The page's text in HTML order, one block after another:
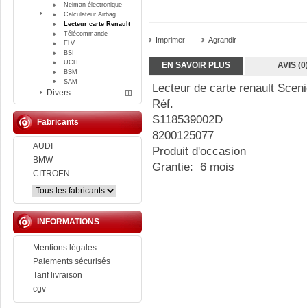
Neiman électronique
Calculateur Airbag
Lecteur carte Renault
Télécommande
ELV
BSI
UCH
BSM
SAM
Divers
Fabricants
AUDI
BMW
CITROEN
INFORMATIONS
Mentions légales
Paiements sécurisés
Tarif livraison
cgv
Imprimer Agrandir
EN SAVOIR PLUS AVIS
Lecteur de carte renault
Réf.
S118539002D
8200125077
Produit d'occasion
Grantie: 6 mois